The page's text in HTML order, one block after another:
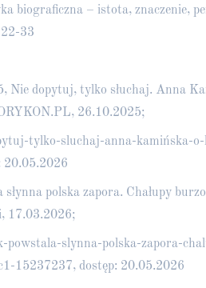
biograficzna – istota, znaczenie,
33
Nie dopytuj, tylko słuchaj. Anna
26.10.2025;
tylko-sluchaj-anna-kamińska-o-
20.05.2026
polska zapora. Chałupy
17.03.2026;
slynna-polska-zapora-
15237237, dostęp: 20.05.2026